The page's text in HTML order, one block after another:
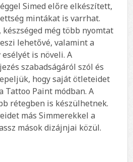
Simed előre elkészített,
mintákat is varrhat.
még több nyomtat
lehetővé, valamint a
is növeli. A
szabadságáról szól és
hogy saját ötleteidet
Tattoo Paint módban. A
rétegben is készülhetnek.
más Simmerekkel a
mások dizájnjai közül.